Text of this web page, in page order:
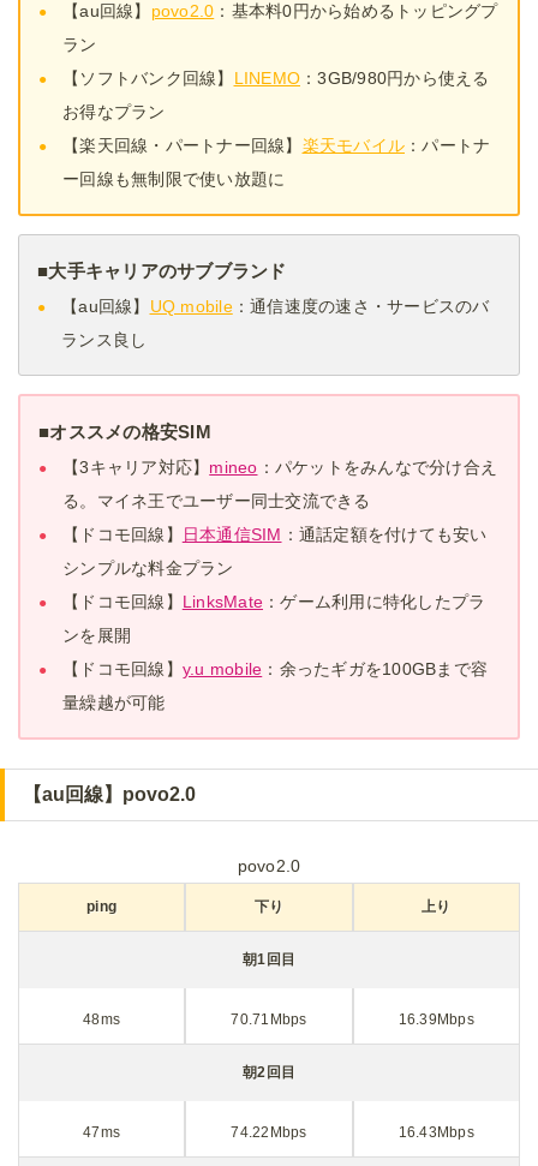
【au回線】 povo2.0 ：基本料0円から始めるトッピングプ
ラン
【ソフトバンク回線】 LINEMO ：3GB/980円から使える
お得なプラン
【楽天回線・パートナー回線】 楽天モバイル ：パートナ
ー回線も無制限で使い放題に
■大手キャリアのサブブランド
【au回線】 UQ mobile：通信速度の速さ・サービスのバ
ランス良し
■オススメの格安SIM
【3キャリア対応】 mineo ：パケットをみんなで分け合え
る。マイネ王でユーザー同士交流できる
【ドコモ回線】
日本通信SIM ：通話定額を付けても安い
シンプルな料金プラン
【ドコモ回線】 LinksMate ：ゲーム利用に特化したプラ
ンを展開
【ドコモ回線】 y.u mobile ：余ったギガを100GBまで容
量繰越が可能
【au回線】povo2.0
povo2.0
ping 下り 上り
朝1回目
48ms 70.71Mbps 16.39Mbps
朝2回目
47ms 74.22Mbps 16.43Mbps